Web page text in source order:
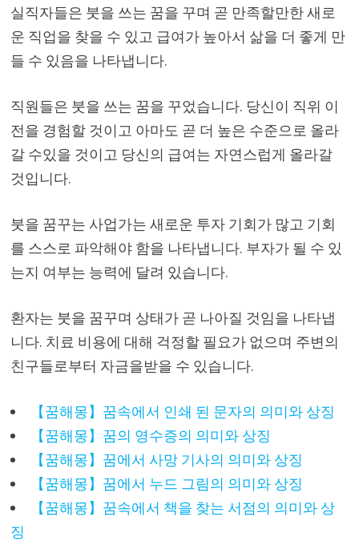
실직자들은 붓을 쓰는 꿈을 꾸며 곧 만족할만한 새로
운 직업을 찾을 수 있고 급여가 높아서 삶을 더 좋게 만
들 수 있음을 나타냅니다.
직원들은 붓을 쓰는 꿈을 꾸었습니다. 당신이 직위 이
전을 경험할 것이고 아마도 곧 더 높은 수준으로 올라
갈 수있을 것이고 당신의 급여는 자연스럽게 올라갈
것입니다.
붓을 꿈꾸는 사업가는 새로운 투자 기회가 많고 기회
를 스스로 파악해야 함을 나타냅니다. 부자가 될 수 있
는지 여부는 능력에 달려 있습니다.
환자는 붓을 꿈꾸며 상태가 곧 나아질 것임을 나타냅
니다. 치료 비용에 대해 걱정할 필요가 없으며 주변의
친구들로부터 자금을받을 수 있습니다.
【꿈해몽】꿈속에서 인쇄 된 문자의 의미와 상징
【꿈해몽】꿈의 영수증의 의미와 상징
【꿈해몽】꿈에서 사망 기사의 의미와 상징
【꿈해몽】꿈에서 누드 그림의 의미와 상징
【꿈해몽】꿈속에서 책을 찾는 서점의 의미와 상
징